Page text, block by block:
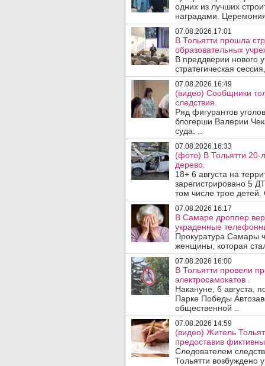
одних из лучших
наградами.
07.08.2026 17:01
В Тольятти прошла
образовательных
В преддверии нового
стратегическая
07.08.2026 16:49
(видео) Сообщники
следствия.
Ряд фигурантов
блогерши Валерии
суда. ..
07.08.2026 16:33
(фото) В Тольятти 20-
дерево.
18+ 6 августа на
зарегистрировано 5
том числе трое
07.08.2026 16:17
В Самаре дроппер
украденные
Прокуратура Самары
женщины, которая
07.08.2026 16:00
В Тольятти провели
электросамокатов .
Накануне, 6 августа,
Парке Победы
общественной ..
07.08.2026 14:59
(видео) Житель
предоставив
Следователем
Тольятти возбуждено